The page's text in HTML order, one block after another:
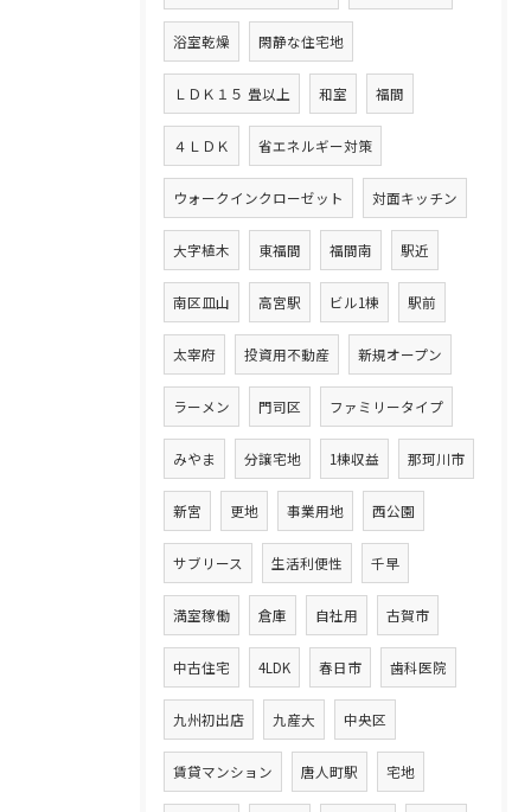
浴室乾燥 閑静な住宅地
ＬＤＫ１５ 畳以上 和室 福間
４ＬＤＫ 省エネルギー対策
ウォークインクローゼット 対面キッチン
大字植木 東福間 福間南 駅近
南区皿山 高宮駅 ビル1棟 駅前
太宰府 投資用不動産 新規オープン
ラーメン 門司区 ファミリータイプ
みやま 分譲宅地 1棟収益 那珂川市
新宮 更地 事業用地 西公園
サブリース 生活利便性 千早
満室稼働 倉庫 自社用 古賀市
中古住宅 4LDK 春日市 歯科医院
九州初出店 九産大 中央区
賃貸マンション 唐人町駅 宅地